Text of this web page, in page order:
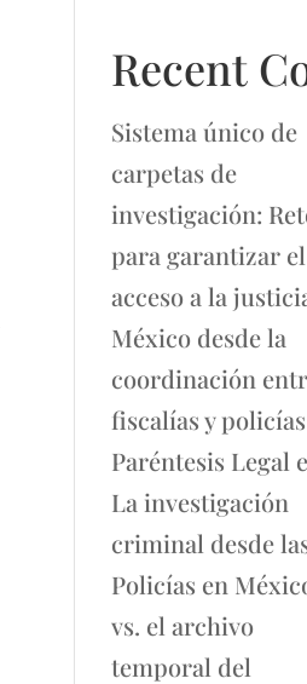
Recent
Sistema único de
carpetas de
investigación:
para garantizar el
acceso a la
México desde la
coordinación
fiscalías y
Paréntesis Legal
La investigación
criminal desde
Policías en
vs. el archivo
temporal del